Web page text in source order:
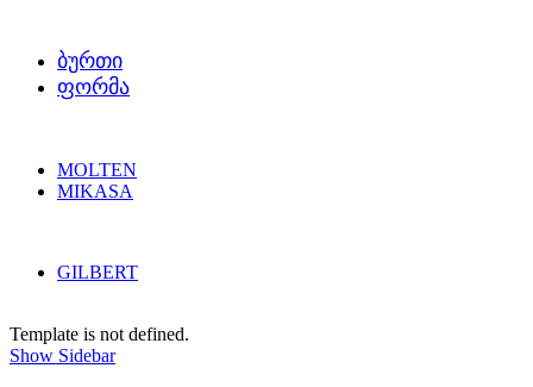
ᲑᲣᲠᲗᲘ
ᲤᲝᲠᲛᲐ
MOLTEN
MIKASA
GILBERT
Template is not defined.
Show Sidebar